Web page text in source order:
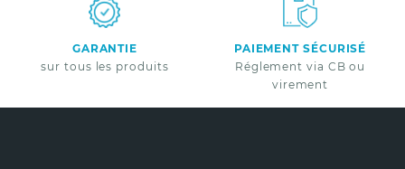
GARANTIE
sur tous les produits
PAIEMENT SÉCURISÉ
Réglement via CB ou
virement